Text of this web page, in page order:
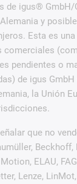
de igus®
y
Esta es
comerciales
pendientes o
de igus
la Unión
que no
Beckhoff,
ELAU,
Lenze, LinMot,